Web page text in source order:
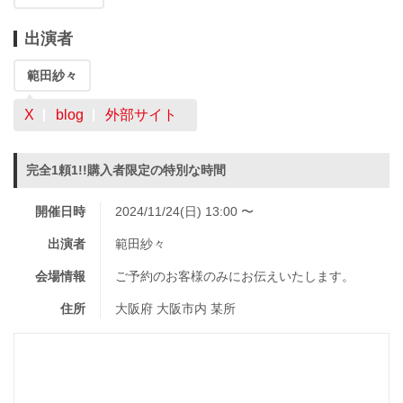
出演者
範田紗々
X blog 外部サイト
完全1頼1!!購入者限定の特別な時間
開催日時 2024/11/24(日) 13:00 〜
出演者 範田紗々
会場情報 ご予約のお客様のみにお伝えいたします。
住所 大阪府 大阪市内 某所